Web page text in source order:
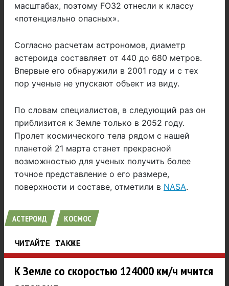
масштабах, поэтому FO32 отнесли к классу
«потенциально опасных».
Согласно расчетам астрономов, диаметр
астероида составляет от 440 до 680 метров.
Впервые его обнаружили в 2001 году и с тех
пор ученые не упускают объект из виду.
По словам специалистов, в следующий раз он
приблизится к Земле только в 2052 году.
Пролет космического тела рядом с нашей
планетой 21 марта станет прекрасной
возможностью для ученых получить более
точное представление о его размере,
поверхности и составе, отметили в NASA.
АСТЕРОИД КОСМОС
ЧИТАЙТЕ ТАКЖЕ
К Земле со скоростью 124000 км/ч мчится